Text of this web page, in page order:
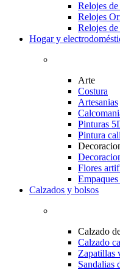
Relojes
Relojes
Relojes de
Hogar y
Arte
Costura
Artesanias
Pinturas
Pintura
Flores
Calzados y bolsos
Calzado
Calzado
Zapatillas
Sandalias